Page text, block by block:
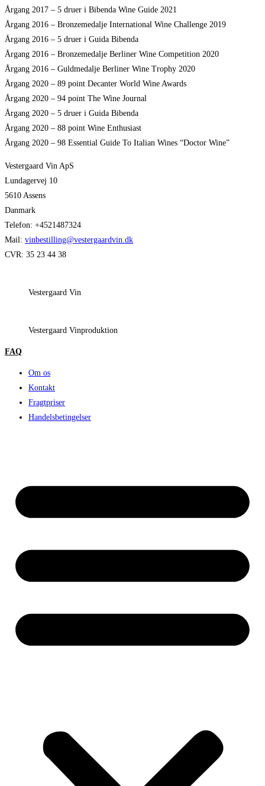
Årgang 2017 – 5 druer i Bibenda Wine Guide 2021
Årgang 2016 – Bronzemedalje International Wine Challenge 2019
Årgang 2016 – 5 druer i Guida Bibenda
Årgang 2016 – Bronzemedalje Berliner Wine Competition 2020
Årgang 2016 – Guldmedalje Berliner Wine Trophy 2020
Årgang 2020 – 89 point Decanter World Wine Awards
Årgang 2020 – 94 point The Wine Journal
Årgang 2020 – 5 druer i Guida Bibenda
Årgang 2020 – 88 point Wine Enthusiast
Årgang 2020 – 98 Essential Guide To Italian Wines “Doctor Wine”
Vestergaard Vin ApS
Lundagervej 10
5610 Assens
Danmark
Telefon: +4521487324
Mail: vinbestilling@vestergaardvin.dk
CVR: 35 23 44 38
Vestergaard Vin
Vestergaard Vinproduktion
FAQ
Om os
Kontakt
Fragtpriser
Handelsbetingelser